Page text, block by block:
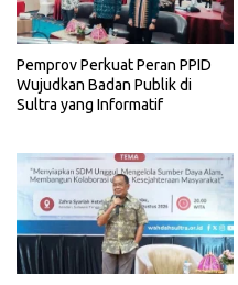
Pemprov Perkuat Peran PPID
Wujudkan Badan Publik di
Sultra yang Informatif